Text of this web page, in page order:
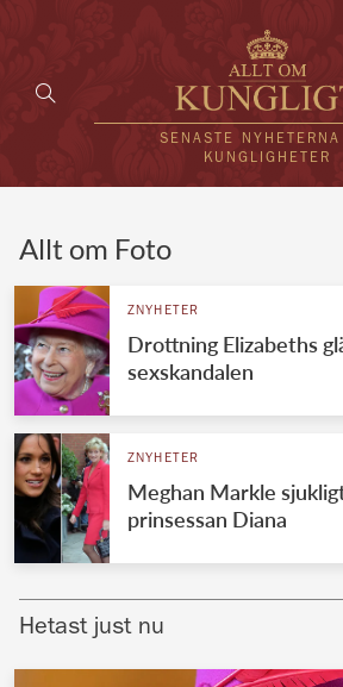
SENASTE NYHETERNA
KUNGLIGHETER
UTLÄNDSKT
VÄRLDENS
Svenska kungahuset
Brittiska kungahuset
REDAKTION
Allt om Foto
ZNYHETER
Drottning Elizabeths
sexskandalen
ZNYHETER
Meghan Markle
prinsessan Diana
Hetast just nu